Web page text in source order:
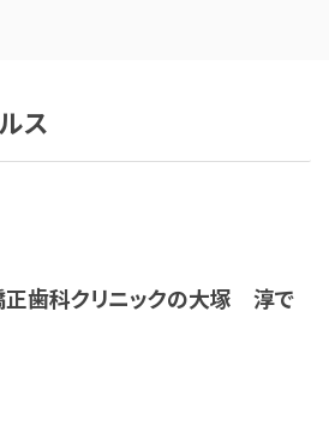
ス
正歯科クリニックの大塚 淳で